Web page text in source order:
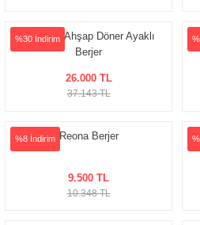
%30 İndirim
Soft Lüx Ahşap Döner Ayaklı
Berjer
26.000 TL
37.143 TL
%8 İndirim Reona Berjer
9.500 TL
10.348 TL